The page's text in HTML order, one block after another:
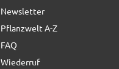
549,00 € *
Newsletter
Pflanzwelt A-Z
FAQ
Wiederruf